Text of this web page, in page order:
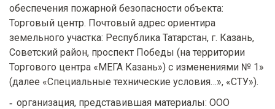
обеспечения пожарной безопасности объекта:
Торговый центр. Почтовый адрес ориентира
земельного участка: Республика Татарстан, г. Казань,
Советский район, проспект Победы (на территории
Торгового центра «МЕГА Казань») с изменениями № 1»
(далее «Специальные технические условия…», «СТУ»).
организация, представившая материалы: ООО